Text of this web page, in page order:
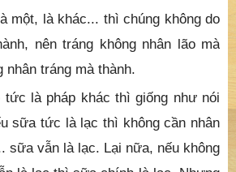
một, là khác... thì chúng không do
nên tráng không nhân lão mà
nhân tráng mà thành.
tức là pháp khác thì giống như nói
sữa tức là lạc thì không cần nhân
sữa vẫn là lạc. Lại nữa, nếu không